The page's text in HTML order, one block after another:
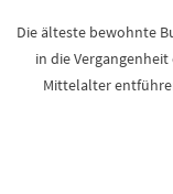
Die älteste bewohnte
in die Vergangenheit
Mittelalter